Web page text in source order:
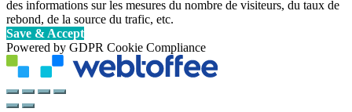
des informations sur les mesures du nombre de visiteurs, du taux de
rebond, de la source du trafic, etc.
Save & Accept
Powered by GDPR Cookie Compliance